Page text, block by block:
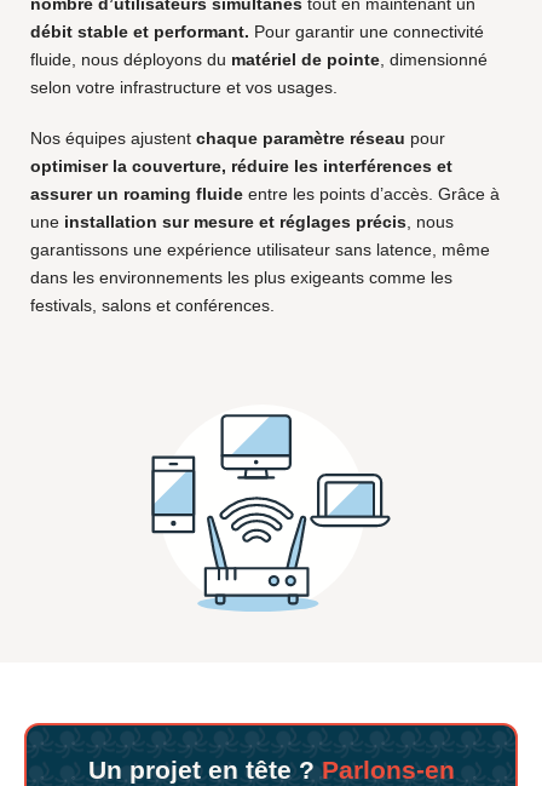
débit stable et performant. Pour garantir une connectivité
fluide, nous déployons du matériel de pointe , dimensionné
selon votre infrastructure et vos usages.
Nos équipes ajustent chaque paramètre réseau pour
optimiser la couverture, réduire les interférences et
assurer un roaming fluide entre les points d’accès. Grâce à
une installation sur mesure et réglages précis , nous
garantissons une expérience utilisateur sans latence, même
dans les environnements les plus exigeants comme les
festivals, salons et conférences.
Un projet en tête ? Parlons-en